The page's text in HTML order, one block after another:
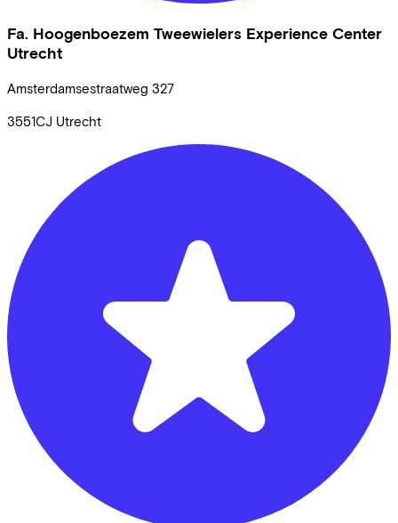
Fa. Hoogenboezem Tweewielers Experience Center
Utrecht
Amsterdamsestraatweg 327
3551CJ Utrecht